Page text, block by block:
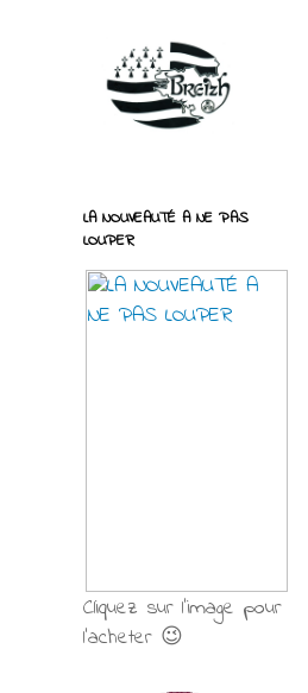
LA NOUVEAUTÉ A NE PAS
LOUPER
Cliquez sur l'image pour
l'acheter 😉